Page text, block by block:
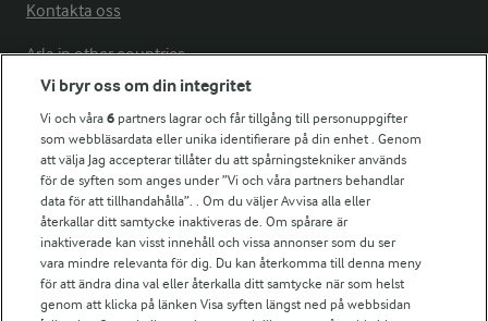
Kontakta oss
Arla in other countries
Fler Arlasajter
För ägare
Arlas kundportal
Arla.com
Falbygdens Ost
Arla webbshop
Vi bryr oss om din integritet
Vi och våra6 partners lagrar och får tillgång till personuppgifter
som webbläsardata eller unika identifierare på din enhet . Genom
att välja Jag accepterar tillåter du att spårningstekniker används
för de syften som anges under ”Vi och våra partners behandlar
data för att tillhandahålla”. . Om du väljer Avvisa alla eller
återkallar ditt samtycke inaktiveras de. Om spårare är
inaktiverade kan visst innehåll och vissa annonser som du ser
vara mindre relevanta för dig. Du kan återkomma till denna meny
för att ändra dina val eller återkalla ditt samtycke när som helst
genom att klicka på länken Visa syften längst ned på webbsidan